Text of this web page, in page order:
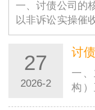
一、讨债公司的
以非诉讼实操催
审批、文书起草
针对性催收方案
压…
27
2026-2
一
构